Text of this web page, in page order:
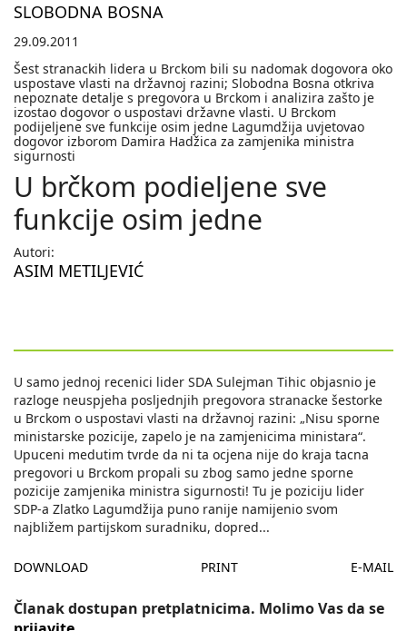
SLOBODNA BOSNA
29.09.2011
Šest stranackih lidera u Brckom bili su nadomak dogovora oko
uspostave vlasti na državnoj razini; Slobodna Bosna otkriva
nepoznate detalje s pregovora u Brckom i analizira zašto je
izostao dogovor o uspostavi državne vlasti. U Brckom
podijeljene sve funkcije osim jedne Lagumdžija uvjetovao
dogovor izborom Damira Hadžica za zamjenika ministra
sigurnosti
U brčkom podieljene sve
funkcije osim jedne
Autori:
ASIM METILJEVIĆ
U samo jednoj recenici lider SDA Sulejman Tihic objasnio je
razloge neuspjeha posljednjih pregovora stranacke šestorke
u Brckom o uspostavi vlasti na državnoj razini: „Nisu sporne
ministarske pozicije, zapelo je na zamjenicima ministara“.
Upuceni medutim tvrde da ni ta ocjena nije do kraja tacna
pregovori u Brckom propali su zbog samo jedne sporne
pozicije zamjenika ministra sigurnosti! Tu je poziciju lider
SDP-a Zlatko Lagumdžija puno ranije namijenio svom
najbližem partijskom suradniku, dopred...
DOWNLOAD PRINT E-MAIL
Članak dostupan pretplatnicima. Molimo Vas da se